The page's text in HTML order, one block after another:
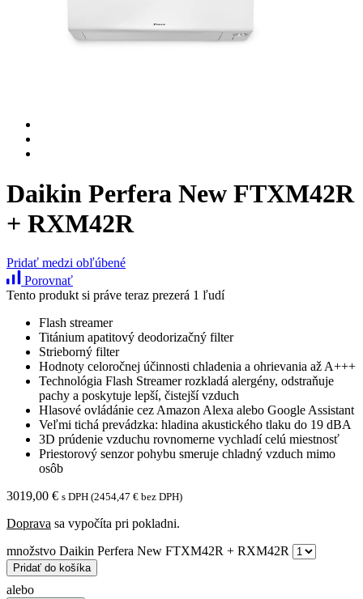
Daikin Perfera New FTXM42R
+ RXM42R
Pridať medzi obľúbené
Porovnať
Tento produkt si práve teraz prezerá 1 ľudí
Flash streamer
Titánium apatitový deodorizačný filter
Strieborný filter
Hodnoty celoročnej účinnosti chladenia a ohrievania až A+++
Technológia Flash Streamer rozkladá alergény, odstraňuje
pachy a poskytuje lepší, čistejší vzduch
Hlasové ovládánie cez Amazon Alexa alebo Google Assistant
Veľmi tichá prevádzka: hladina akustického tlaku do 19 dBA
3D prúdenie vzduchu rovnomerne vychladí celú miestnosť
Priestorový senzor pohybu smeruje chladný vzduch mimo
osôb
3019,00 € s DPH (2454,47 € bez DPH)
Doprava sa vypočíta pri pokladni.
množstvo Daikin Perfera New FTXM42R + RXM42R
Pridať do košíka
alebo